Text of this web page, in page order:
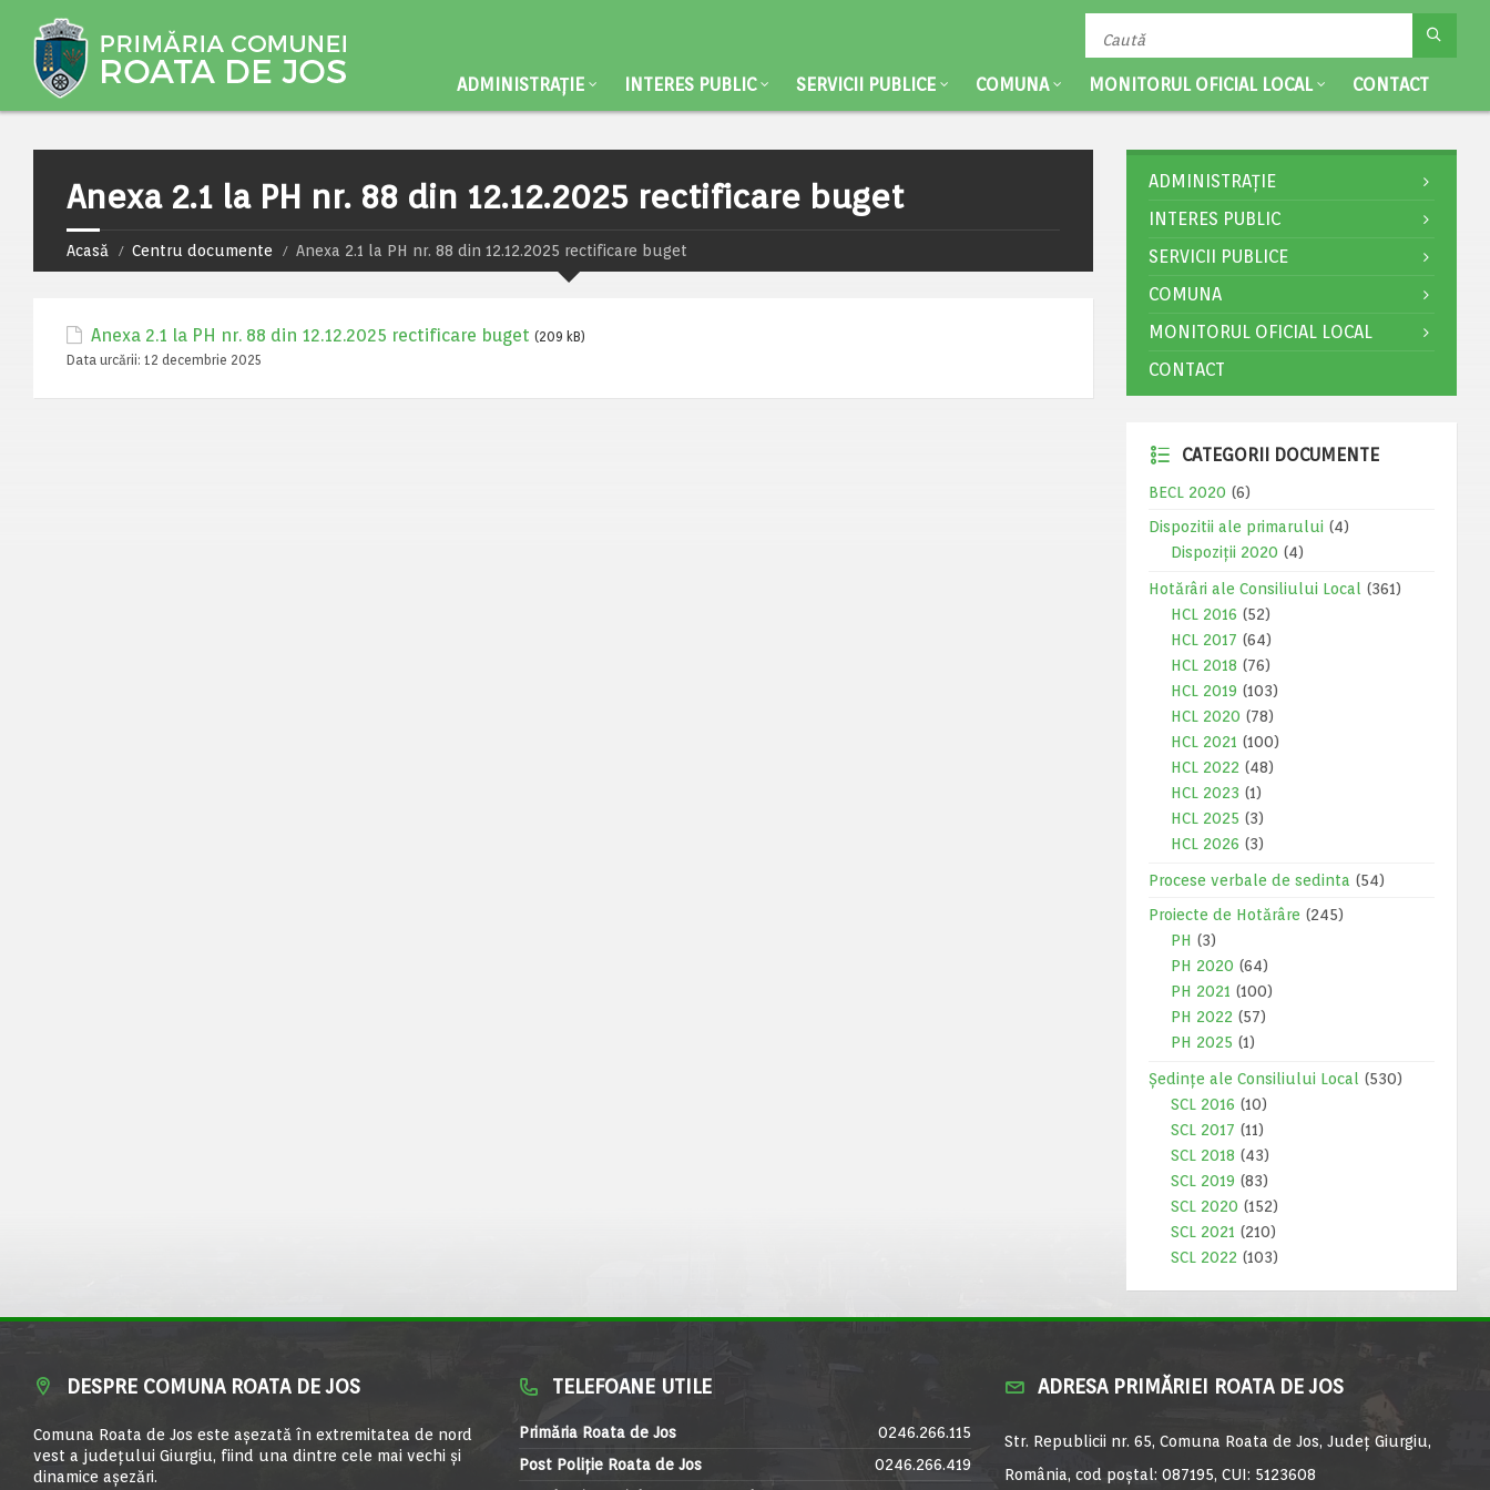
ADMINISTRAȚIE INTERES PUBLIC SERVICII PUBLICE COMUNA MONITORUL OFICIAL LOCAL CONTACT
Anexa 2.1 la PH nr. 88 din 12.12.2025 rectificare buget
Acasă Centru documente Anexa 2.1 la PH nr. 88 din 12.12.2025 rectificare buget
Anexa 2.1 la PH nr. 88 din 12.12.2025 rectificare buget (209 kB)
Data urcării: 12 decembrie 2025
ADMINISTRAȚIE
INTERES PUBLIC
SERVICII PUBLICE
COMUNA
MONITORUL OFICIAL LOCAL
CONTACT
CATEGORII DOCUMENTE
BECL 2020 (6)
Dispozitii ale primarului (4)
Dispoziții 2020 (4)
Hotărâri ale Consiliului Local
(361)
HCL 2016 (52)
HCL 2017 (64)
HCL 2018 (76)
HCL 2019 (103)
HCL 2020 (78)
HCL 2021 (100)
HCL 2022 (48)
HCL 2023 (1)
HCL 2025 (3)
HCL 2026 (3)
Procese verbale de sedinta (54)
Proiecte de Hotărâre (245)
PH (3)
PH 2020 (64)
PH 2021 (100)
PH 2022 (57)
PH 2025 (1)
Ședințe ale Consiliului Local
(530)
SCL 2016 (10)
SCL 2017 (11)
SCL 2018 (43)
SCL 2019 (83)
SCL 2020 (152)
SCL 2021 (210)
SCL 2022 (103)
DESPRE COMUNA ROATA DE JOS
Comuna Roata de Jos este aşezată în extremitatea de nord
vest a judeţului Giurgiu, fiind una dintre cele mai vechi şi
dinamice aşezări.
TELEFOANE UTILE
Primăria Roata de Jos
0246.266.115
Post Poliție Roata de Jos
0246.266.419
ADRESA PRIMĂRIEI ROATA DE JOS
Str. Republicii nr. 65, Comuna Roata de Jos, Județ Giurgiu,
România, cod poștal: 087195, CUI: 5123608